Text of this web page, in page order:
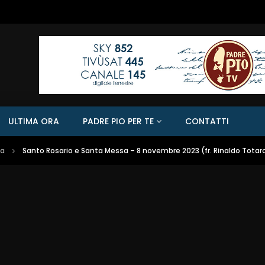
ULTIMA ORA PADRE PIO PER TE CONTATTI
Santo Rosario e Santa Messa – 8 novembre 2023 (fr. Rinaldo